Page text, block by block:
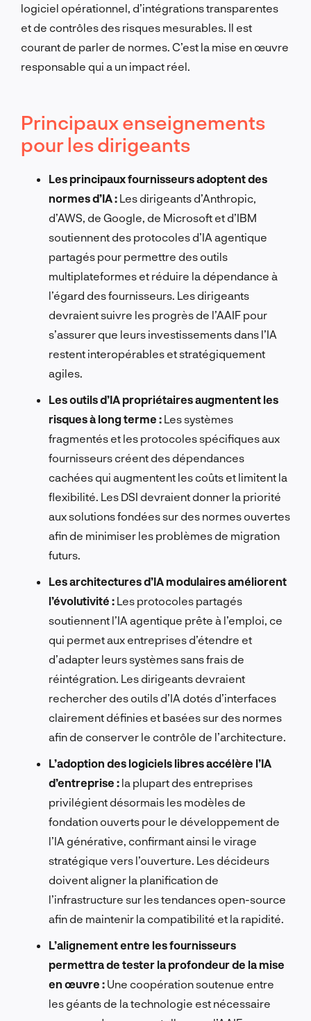
logiciel opérationnel, d’intégrations transparentes
et de contrôles des risques mesurables. Il est
courant de parler de normes. C’est la mise en œuvre
responsable qui a un impact réel.
Principaux enseignements
pour les dirigeants
Les principaux fournisseurs adoptent des
normes d’IA : Les dirigeants d’Anthropic,
d’AWS, de Google, de Microsoft et d’IBM
soutiennent des protocoles d’IA agentique
partagés pour permettre des outils
multiplateformes et réduire la dépendance à
l’égard des fournisseurs. Les dirigeants
devraient suivre les progrès de l’AAIF pour
s’assurer que leurs investissements dans l’IA
restent interopérables et stratégiquement
agiles.
Les outils d’IA propriétaires augmentent les
risques à long terme : Les systèmes
fragmentés et les protocoles spécifiques aux
fournisseurs créent des dépendances
cachées qui augmentent les coûts et limitent la
flexibilité. Les DSI devraient donner la priorité
aux solutions fondées sur des normes ouvertes
afin de minimiser les problèmes de migration
futurs.
Les architectures d’IA modulaires améliorent
l’évolutivité : Les protocoles partagés
soutiennent l’IA agentique prête à l’emploi, ce
qui permet aux entreprises d’étendre et
d’adapter leurs systèmes sans frais de
réintégration. Les dirigeants devraient
rechercher des outils d’IA dotés d’interfaces
clairement définies et basées sur des normes
afin de conserver le contrôle de l’architecture.
L’adoption des logiciels libres accélère l’IA
d’entreprise : la plupart des entreprises
privilégient désormais les modèles de
fondation ouverts pour le développement de
l’IA générative, confirmant ainsi le virage
stratégique vers l’ouverture. Les décideurs
doivent aligner la planification de
l’infrastructure sur les tendances open-source
afin de maintenir la compatibilité et la rapidité.
L’alignement entre les fournisseurs
permettra de tester la profondeur de la mise
en œuvre : Une coopération soutenue entre
les géants de la technologie est nécessaire